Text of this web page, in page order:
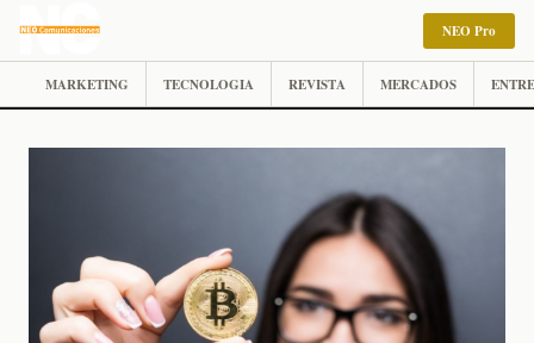
NEO Pro
MARKETING TECNOLOGIA REVISTA MERCADOS